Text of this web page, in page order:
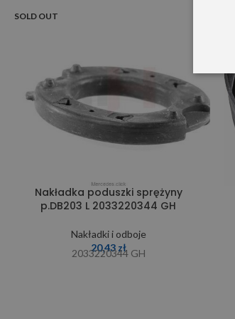
SOLD OUT
Nakładka poduszki sprężyny
p.DB203 L 2033220344 GH
Nakładki i odboje
20,43 zł
2033220344 GH